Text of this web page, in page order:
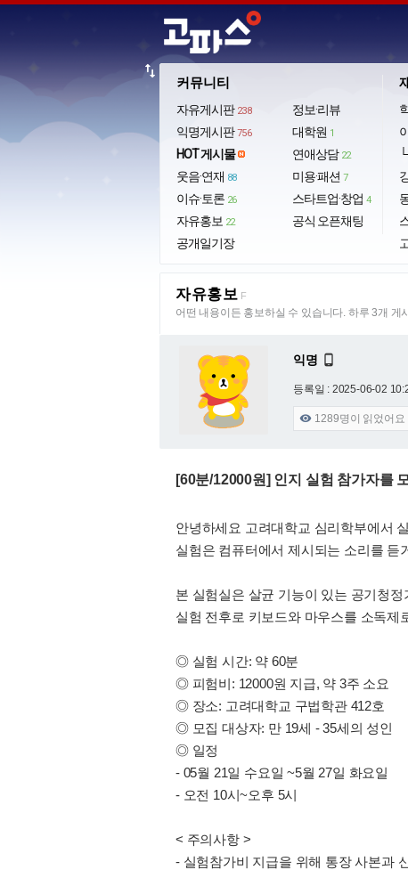
커뮤니티
자유게시판 238
익명게시판 756
HOT 게시물
웃음·연재 88
이슈·토론 26
자유홍보 22
공개일기장
정보·리뷰
대학원 1
연애상담 22
미용·패션 7
스타트업·창업 4
공식 오픈채팅
import_export
자유홍보 F
어떤 내용이든 홍보하실 수 있습니다. 하루 3개 게
익명 
등록일 : 2025-06-02
 1289명이 읽었어요
[60분/12000원] 인지 실험 참가자를
안녕하세요 고려대학교 심리학부에서
실험은 컴퓨터에서 제시되는 소리를 듣
본 실험실은 살균 기능이 있는 공기청
실험 전후로 키보드와 마우스를 소독제
◎ 실험 시간: 약 60분
◎ 피험비: 12000원 지급, 약 3주 소요
◎ 장소: 고려대학교 구법학관 412호
◎ 모집 대상자: 만 19세 - 35세의 성인
◎ 일정
- 05월 21일 수요일 ~5월 27일 화요일
- 오전 10시~오후 5시
< 주의사항 >
- 실험참가비 지급을 위해 통장 사본과